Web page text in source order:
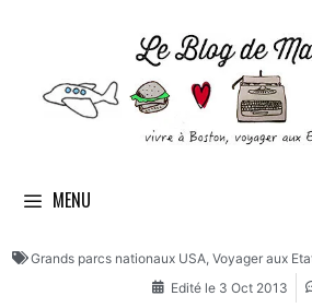
MENU
Grands parcs nationaux USA Voyager aux
Edité le 3 Oct 2013